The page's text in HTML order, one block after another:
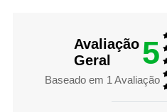
Avaliação
Geral
5
Baseado em 1 Avaliação